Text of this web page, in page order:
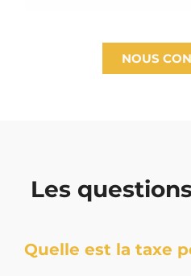
NOUS
Les
Quelle est la taxe